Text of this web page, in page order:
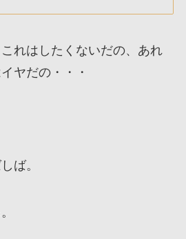
れはしたくないだの、あれ
ヤだの・・・
ば。